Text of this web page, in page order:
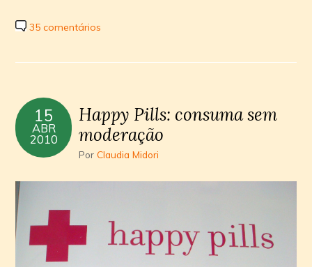
35 comentários
15
ABR
2010
Happy Pills: consuma sem
moderação
PorClaudia Midori